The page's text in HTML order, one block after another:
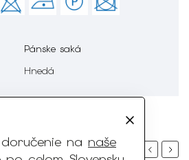
na naše
Pánske saká
Hnedá
PreviousNext